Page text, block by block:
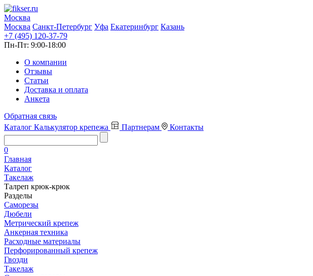
Москва
Москва Санкт-Петербург Уфа Екатеринбург Казань
+7 (495) 120-37-79
Пн-Пт: 9:00-18:00
О компании
Отзывы
Статьи
Доставка и оплата
Анкета
Обратная связь
Каталог Калькулятор крепежа Партнерам Контакты
0
Главная
Каталог
Такелаж
Талреп крюк-крюк
Разделы
Саморезы
Дюбели
Метрический крепеж
Анкерная техника
Расходные материалы
Перфорированный крепеж
Гвозди
Такелаж